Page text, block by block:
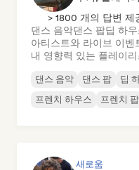
> 1800 개의 답변 제
댄스 음악댄스 팝딥 하우
아티스트와 라이브 이
내 영향력 있는 플레이
댄스 음악 댄스 팝 딥
프렌치 하우스
프렌치 팝
새로움